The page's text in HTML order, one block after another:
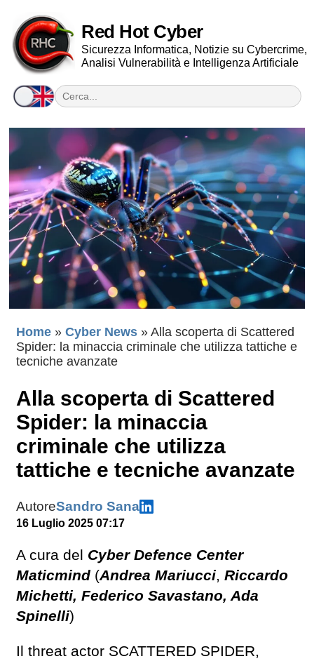
Red Hot Cyber
Sicurezza Informatica, Notizie su Cybercrime,
Analisi Vulnerabilità e Intelligenza Artificiale
Home » Cyber News » Alla scoperta di Scattered
Spider: la minaccia criminale che utilizza tattiche e
tecniche avanzate
Alla scoperta di Scattered
Spider: la minaccia
criminale che utilizza
tattiche e tecniche avanzate
AutoreSandro Sana
16 Luglio 2025 07:17
A cura del Cyber Defence Center
Maticmind (Andrea Mariucci, Riccardo
Michetti, Federico Savastano, Ada
Spinelli)
Il threat actor SCATTERED SPIDER,